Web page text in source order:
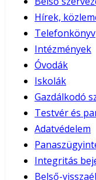
Hírek,
Telefonkönyv
Intézmények
Óvodák
Iskolák
Gazdálkodó
Testvér és
Adatvédelem
Integritás
Belső-